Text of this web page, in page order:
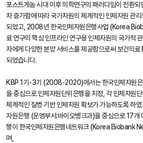
포스트게놈 시대 이후 의학연구의 패러다임이 전환되
차 증가함에 따라 국가차원의 체계적인 인체자원 관
되었고, 2008년 한국인체자원은행사업 (Korea
료 연구의 핵심 인프라인 연구용 인체자원의 국가적
자에게 다양한 분양 서비스를 제공함으로써 보건의
되었습니다.
KBP 1기-3기 (2008-2020)에서는 한국인체자원은
을 중심으로 인체자원단위은행을 지정, 각 인체자원
체계적인 질병 기반 인체자원 확보가 가능하도록 하
자원은행 (운영부서:바이오뱅크과)을 중심으로 17개
행이 한국인체자원은행네트워크 (Korea Biobank
며,